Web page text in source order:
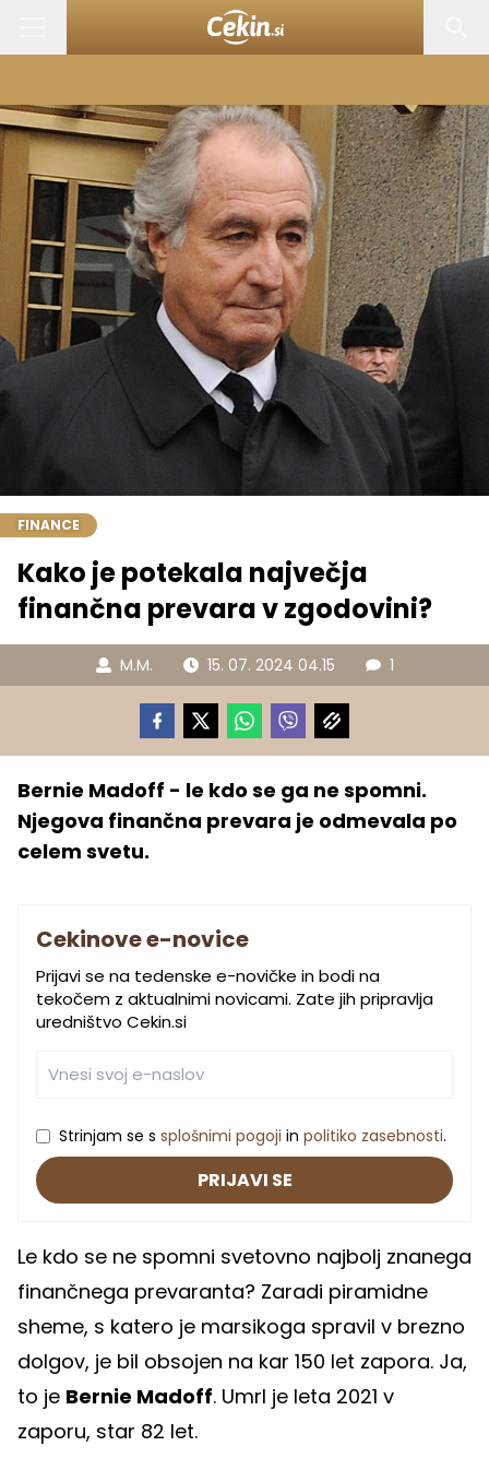
FINANCE
Kako je potekala največja
finančna prevara v zgodovini?
M.M. 15. 07. 2024 04.15 1
Bernie Madoff - le kdo se ga ne spomni.
Njegova finančna prevara je odmevala po
celem svetu.
Cekinove e-novice
Prijavi se na tedenske e-novičke in bodi na
tekočem z aktualnimi novicami. Zate jih pripravlja
uredništvo Cekin.si
Strinjam se s splošnimi pogoji in politiko zasebnosti.
PRIJAVI SE
Le kdo se ne spomni svetovno najbolj znanega
finančnega prevaranta? Zaradi piramidne
sheme, s katero je marsikoga spravil v brezno
dolgov, je bil obsojen na kar 150 let zapora. Ja,
to je Bernie Madoff. Umrl je leta 2021 v
zaporu, star 82 let.